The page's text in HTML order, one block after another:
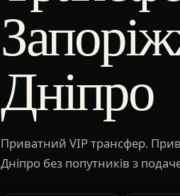
Дніпро
Приватний VIP трансфер.
Дніпро без попутників з